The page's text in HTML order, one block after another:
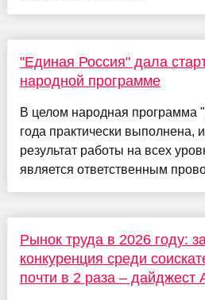
"Единая Россия" дала
народной программе
В целом народная программа
года практически выполнена,
результат работы на всех
является ответственным
Рынок труда в 2026 году:
конкуренция среди
почти в 2 раза – дайджест